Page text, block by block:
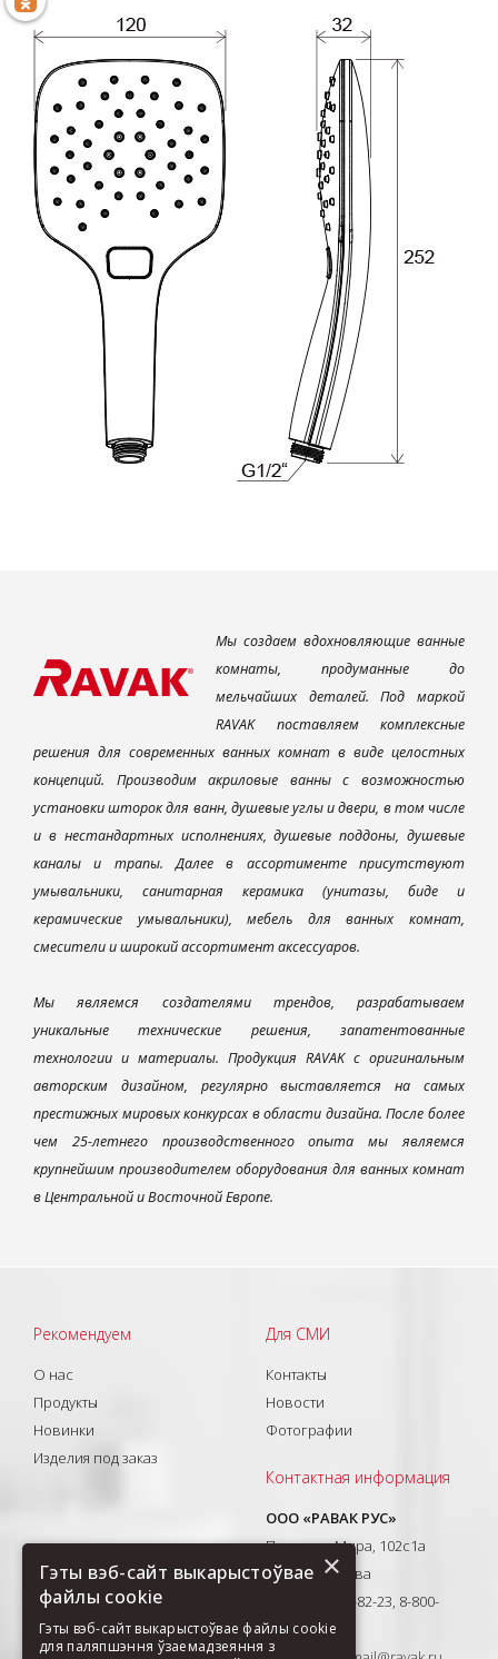
Мы создаем вдохновляющие ванные
комнаты, продуманные до
мельчайших деталей. Под маркой
RAVAK поставляем комплексные
решения для современных ванных комнат в виде целостных
концепций. Производим акриловые ванны с возможностью
установки шторок для ванн, душевые углы и двери, в том числе
и в нестандартных исполнениях, душевые поддоны, душевые
каналы и трапы. Далее в ассортименте присутствуют
умывальники, санитарная керамика (унитазы, биде и
керамические умывальники), мебель для ванных комнат,
смесители и широкий ассортимент аксессуаров.
Мы являемся создателями трендов, разрабатываем
уникальные технические решения, запатентованные
технологии и материалы. Продукция RAVAK с оригинальным
авторским дизайном, регулярно выставляется на самых
престижных мировых конкурсах в области дизайна. После более
чем 25-летнего производственного опыта мы являемся
крупнейшим производителем оборудования для ванных комнат
в Центральной и Восточной Европе.
Рекомендуем
О нас
Продукты
Новинки
Изделия под заказ
Для СМИ
Контакты
Новости
Фотографии
Контактная информация
ООО «РАВАК РУС»
Проспект Мира, 102с1а
129626, Москва
T: +7(495) 710-82-23, 8-800-
333-41-51
×
Гэты вэб-сайт выкарыстоўвае
файлы cookie
Гэты вэб-сайт выкарыстоўвае файлы cookie
для паляпшэння ўзаемадзеяння з